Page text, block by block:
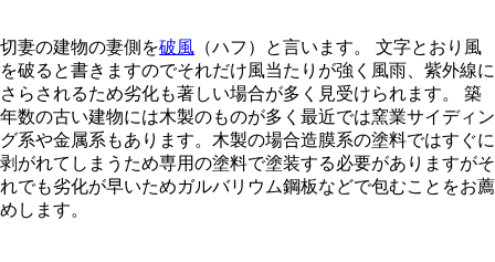
切妻の建物の妻側を破風 （ハフ）と言います。 文字とおり風
を破ると書きますのでそれだけ風当たりが強く風雨、紫外線に
さらされるため劣化も著しい場合が多く見受けられます。 築
年数の古い建物には木製のものが多く最近では窯業サイディン
グ系や金属系もあります。木製の場合造膜系の塗料ではすぐに
剥がれてしまうため専用の塗料で塗装する必要がありますがそ
れでも劣化が早いためガルバリウム鋼板などで包むことをお薦
めします。